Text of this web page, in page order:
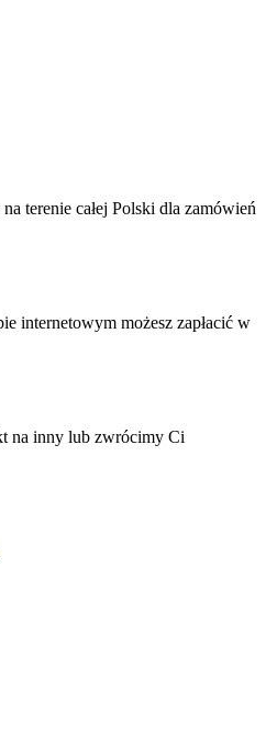
terenie całej Polski dla zamówień
internetowym możesz zapłacić w
na inny lub zwrócimy Ci